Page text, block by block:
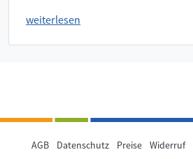
weiterlesen
AGB Datenschutz Preise Widerruf